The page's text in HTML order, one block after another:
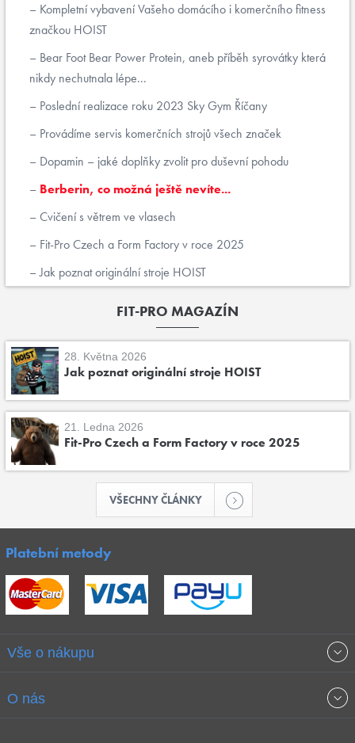
Kompletní vybavení Vašeho domácího i komerčního fitness
značkou HOIST
Bear Foot Bear Power Protein, aneb příběh syrovátky která
nikdy nechutnala lépe...
Poslední realizace roku 2023 Sky Gym Říčany
Provádíme servis komerčních strojů všech značek
Dopamin – jaké doplňky zvolit pro duševní pohodu
Berberin, co možná ještě nevíte...
Cvičení s větrem ve vlasech
Fit-Pro Czech a Form Factory v roce 2025
Jak poznat originální stroje HOIST
FIT-PRO MAGAZÍN
28. Května 2026
Jak poznat originální stroje HOIST
21. Ledna 2026
Fit-Pro Czech a Form Factory v roce 2025
VŠECHNY ČLÁNKY
Platební metody
Vše o nákupu
Obchodní podmínky
O nás